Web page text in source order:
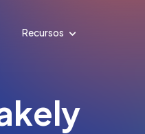
Recursos